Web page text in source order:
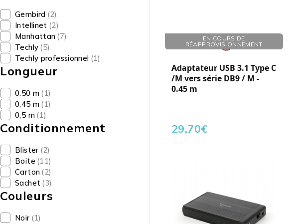
Gembird (2)
Intellinet (2)
Manhattan (7)
Techly (5)
Techly professionnel (1)
Longueur
0.50 m (1)
0,45 m (1)
0,5 m (1)
Conditionnement
Blister (2)
Boite (11)
Carton (2)
Sachet (3)
Couleurs
Noir (1)
EN COURS DE
RÉAPPROVISIONNEMENT
Réf. : 408878
Adaptateur USB 3.1 Type C
/M vers série DB9 / M -
0.45 m
29,70€